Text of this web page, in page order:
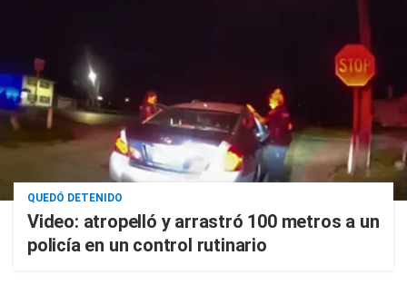
QUEDÓ DETENIDO
Video: atropelló y arrastró 100 metros a un
policía en un control rutinario